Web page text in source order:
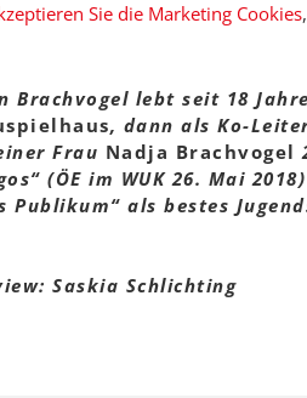
Sie die Marketing Cookies
Brachvogel lebt seit 18
, dann als Ko-
Frau Nadja Brachvogel
(ÖE im WUK 26. Mai
Publikum“ als bestes
Saskia Schlichting